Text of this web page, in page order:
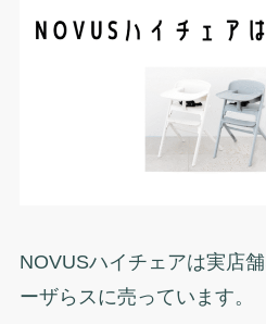
NOVUSハイチェアは実店
ーザらスに売っています。